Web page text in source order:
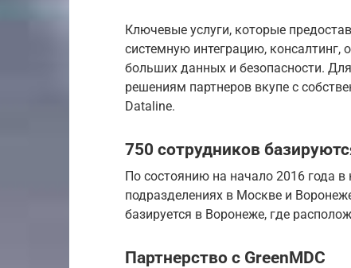
Ключевые услуги, которые
системную интеграцию,
больших данных и безопасности.
решениям партнеров вкупе с
Dataline.
750 сотрудников
По состоянию на начало 2016 года
подразделениях в Москве и
базируется в Воронеже, где
Партнерство с GreenMDC